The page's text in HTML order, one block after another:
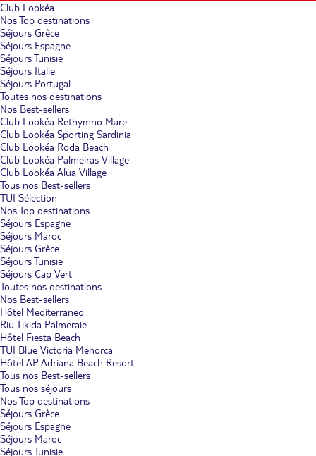
Club Lookéa
Nos Top destinations
Séjours Grèce
Séjours Espagne
Séjours Tunisie
Séjours Italie
Séjours Portugal
Toutes nos destinations
Nos Best-sellers
Club Lookéa Rethymno Mare
Club Lookéa Sporting Sardinia
Club Lookéa Roda Beach
Club Lookéa Palmeiras Village
Club Lookéa Alua Village
Tous nos Best-sellers
TUI Sélection
Nos Top destinations
Séjours Espagne
Séjours Maroc
Séjours Grèce
Séjours Tunisie
Séjours Cap Vert
Toutes nos destinations
Nos Best-sellers
Hôtel Mediterraneo
Riu Tikida Palmeraie
Hôtel Fiesta Beach
TUI Blue Victoria Menorca
Hôtel AP Adriana Beach Resort
Tous nos Best-sellers
Tous nos séjours
Nos Top destinations
Séjours Grèce
Séjours Espagne
Séjours Maroc
Séjours Tunisie